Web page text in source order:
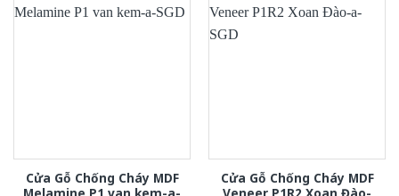
Cửa Gỗ Chống Cháy MDF
Cửa Gỗ Chống Cháy MDF